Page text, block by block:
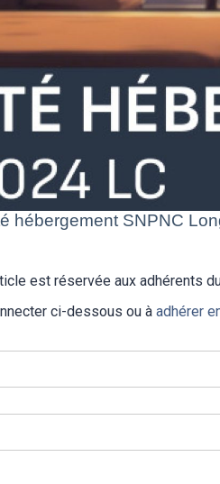
hébergement SNPNC
est réservée aux adhérents
ci-dessous ou à adhérer